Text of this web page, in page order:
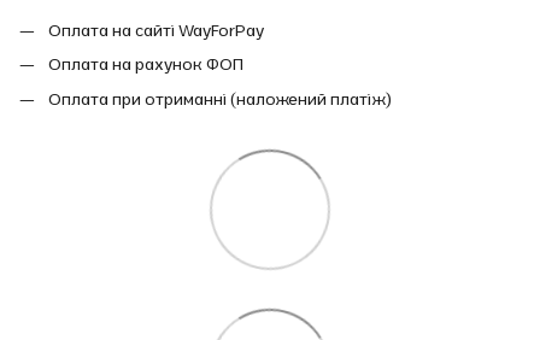
Оплата на сайті WayForPay
Оплата на рахунок ФОП
Оплата при отриманні (наложений платіж)